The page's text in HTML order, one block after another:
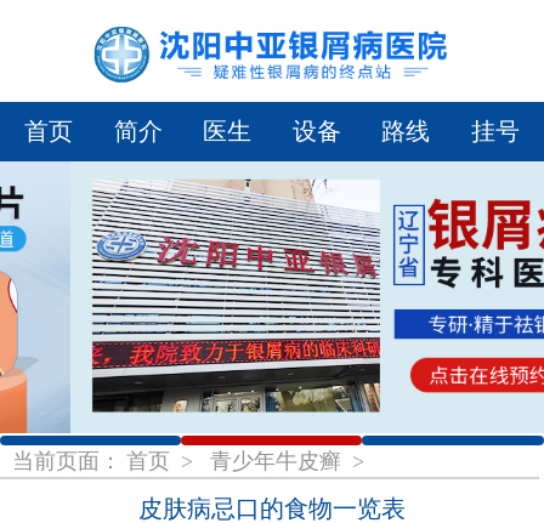
首页 简介 医生 设备 路线 挂号
1 2 3
当前页面： 首页 > 青少年牛皮癣 >
皮肤病忌口的食物一览表